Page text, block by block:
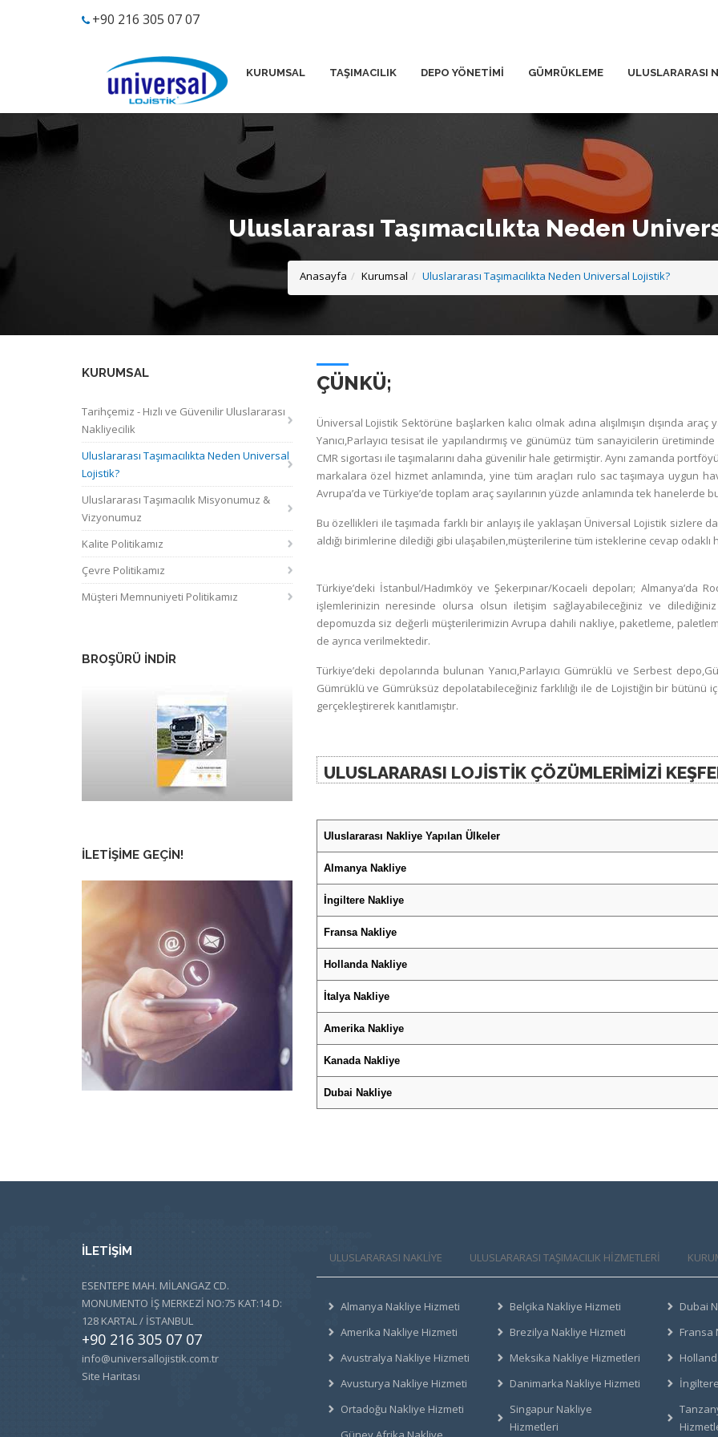
+90 216 305 07 07
KURUMSAL TAŞIMACILIK DEPO YÖNETİMİ GÜMRÜKLEME ULUSLARARASI
Uluslararası Taşımacılıkta Neden
Anasayfa Kurumsal Uluslararası Taşımacılıkta Neden Universal Lojistik?
KURUMSAL
Tarihçemiz - Hızlı ve Güvenilir Uluslararası
Nakliyecilik
Uluslararası Taşımacılıkta Neden Universal
Lojistik?
Uluslararası Taşımacılık Misyonumuz &
Vizyonumuz
Kalite Politikamız
Çevre Politikamız
Müşteri Memnuniyeti Politikamız
BROŞÜRÜ İNDİR
İLETIŞIME GEÇIN!
ÇÜNKÜ;
Üniversal Lojistik Sektörüne başlarken kalıcı olmak adına alışılmışın dışında araç
Yanıcı,Parlayıcı tesisat ile yapılandırmış ve günümüz tüm sanayicilerin
CMR sigortası ile taşımalarını daha güvenilir hale getirmiştir. Aynı zamanda
markalara özel hizmet anlamında, yine tüm araçları rulo sac taşımaya uygun
Avrupa’da ve Türkiye’de toplam araç sayılarının yüzde anlamında tek hanelerde
Bu özellikleri ile taşımada farklı bir anlayış ile yaklaşan Üniversal Lojistik sizlere
aldığı birimlerine dilediği gibi ulaşabilen,müşterilerine tüm isteklerine cevap odaklı
Türkiye’deki İstanbul/Hadımköy ve Şekerpınar/Kocaeli depoları;
işlemlerinizin neresinde olursa olsun iletişim sağlayabileceğiniz ve
depomuzda siz değerli müşterilerimizin Avrupa dahili nakliye, paketleme,
de ayrıca verilmektedir.
Türkiye’deki depolarında bulunan Yanıcı,Parlayıcı Gümrüklü ve Serbest
Gümrüklü ve Gümrüksüz depolatabileceğiniz farklılığı ile de Lojistiğin bir bütünü
gerçekleştirerek kanıtlamıştır.
ULUSLARARASI LOJISTIK ÇÖZÜMLERIMIZI
Uluslararası Nakliye Yapılan Ülkeler
Almanya Nakliye
İngiltere Nakliye
Fransa Nakliye
Hollanda Nakliye
İtalya Nakliye
Amerika Nakliye
Kanada Nakliye
Dubai Nakliye
İLETİŞİM
ESENTEPE MAH. MİLANGAZ CD.
MONUMENTO İŞ MERKEZİ NO:75 KAT:14 D:
128 KARTAL / İSTANBUL
+90 216 305 07 07
info@universallojistik.com.tr
Site Haritası
ULUSLARARASI NAKLİYE ULUSLARARASI TAŞIMACILIK HIZMETLERI
Almanya Nakliye Hizmeti
Amerika Nakliye Hizmeti
Avustralya Nakliye Hizmeti
Avusturya Nakliye Hizmeti
Belçika Nakliye Hizmeti
Brezilya Nakliye Hizmeti
Meksika Nakliye Hizmetleri
Danimarka Nakliye Hizmeti
Dubai
Fransa
Ortadoğu Nakliye Hizmeti
Singapur Nakliye
Hizmetleri